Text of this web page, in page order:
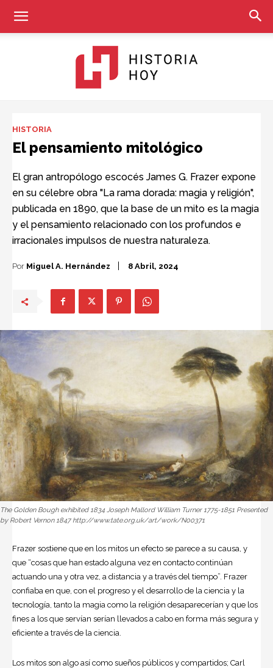
Hoy
HISTORIA
El pensamiento mitológico
El gran antropólogo escocés James G. Frazer expone
en su célebre obra "La rama dorada: magia y religión",
publicada en 1890, que la base de un mito es la magia
y el pensamiento relacionado con los profundos e
irracionales impulsos de nuestra naturaleza.
Por Miguel A. Hernández 8 Abril, 2024
The Golden Bough exhibited 1834 Joseph Mallord William Turner 1775-1851 Presented
by Robert Vernon 1847 http://www.tate.org.uk/art/work/N00371
Frazer sostiene que en los mitos un efecto se parece a su causa, y
que “cosas que han estado alguna vez en contacto continúan
actuando una y otra vez, a distancia y a través del tiempo”. Frazer
confiaba en que, con el progreso y el desarrollo de la ciencia y la
tecnología, tanto la magia como la religión desaparecerían y que los
fines a los que servían serían llevados a cabo en forma más segura y
eficiente a través de la ciencia.
Los mitos son algo así como sueños públicos y compartidos; Carl